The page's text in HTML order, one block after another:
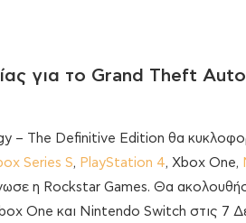
για το Grand Theft
– The Definitive Edition θα
Series S, PlayStation 4, Xbox One,
η Rockstar Games. Θα
One και Nintendo Switch στις 7